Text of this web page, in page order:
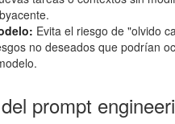
Evita el riesgo de "olvido
no deseados que podrían
prompt